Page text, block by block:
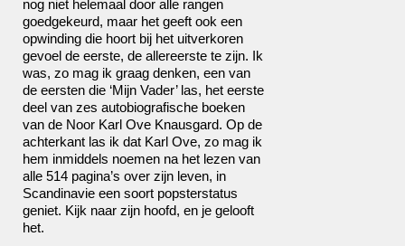
nog niet helemaal door alle rangen
goedgekeurd, maar het geeft ook een
opwinding die hoort bij het uitverkoren
gevoel de eerste, de allereerste te zijn. Ik
was, zo mag ik graag denken, een van
de eersten die ‘Mijn Vader’ las, het eerste
deel van zes autobiografische boeken
van de Noor Karl Ove Knausgard. Op de
achterkant las ik dat Karl Ove, zo mag ik
hem inmiddels noemen na het lezen van
alle 514 pagina’s over zijn leven, in
Scandinavie een soort popsterstatus
geniet. Kijk naar zijn hoofd, en je gelooft
het.